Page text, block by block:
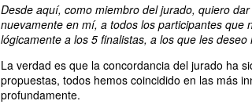
Desde aquí, como miembro del jurado, quiero
nuevamente en mí, a todos los participantes que
lógicamente a los 5 finalistas, a los que les
La verdad es que la concordancia del jurado ha
propuestas, todos hemos coincidido en las más
profundamente.